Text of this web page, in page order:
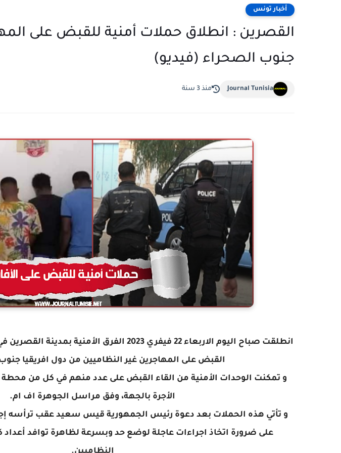
أخبار تونس
القصرين : انطلاق حملات أمنية للقبض على
جنوب الصحراء (فيديو)
Journal Tunisia منذ 3 سنة
انطلقت صباح اليوم الاربعاء 22 فيفري 2023 الفرق
القبض على المهاجرين غير النظاميين من دول افريقيا
و تمكنت الوحدات الأمنية من القاء القبض على عدد منهم في كل من
الأجرة بالجهة، وفق مراسل الجوهرة اف ام.
و تأتي هذه الحملات بعد دعوة رئيس الجمهورية قيس سعيد عقب ترأسه
على ضرورة اتخاذ اجراءات عاجلة لوضع حد وبسرعة لظاهرة توافد أعداد